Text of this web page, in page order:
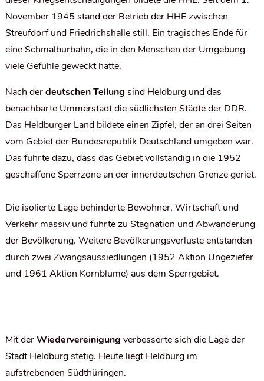
November 1945 stand der Betrieb der HHE zwischen
Streufdorf und Friedrichshalle still. Ein tragisches Ende für
eine Schmalburbahn, die in den Menschen der Umgebung
viele Gefühle geweckt hatte.
Nach derdeutschen Teilung sind Heldburg und das
benachbarte Ummerstadt die südlichsten Städte der DDR.
Das Heldburger Land bildete einen Zipfel, der an drei Seiten
vom Gebiet der Bundesrepublik Deutschland umgeben war.
Das führte dazu, dass das Gebiet vollständig in die 1952
geschaffene Sperrzone an der innerdeutschen Grenze geriet.
Die isolierte Lage behinderte Bewohner, Wirtschaft und
Verkehr massiv und führte zu Stagnation und Abwanderung
der Bevölkerung. Weitere Bevölkerungsverluste entstanden
durch zwei Zwangsaussiedlungen (1952 Aktion Ungeziefer
und 1961 Aktion Kornblume) aus dem Sperrgebiet.
Mit derWiedervereinigung verbesserte sich die Lage der
Stadt Heldburg stetig. Heute liegt Heldburg im
aufstrebenden Südthüringen.